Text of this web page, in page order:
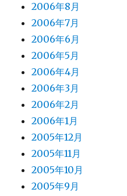
2006年8月
2006年7月
2006年6月
2006年5月
2006年4月
2006年3月
2006年2月
2006年1月
2005年12月
2005年11月
2005年10月
2005年9月